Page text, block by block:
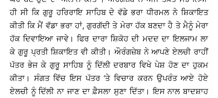
ਹੀ ਸੀ ਕਿ ਗੁਰੂ ਹਰਿਰਾਇ ਸਾਹਿਬ ਦੇ ਵੱਡੇ ਭਰਾ ਧੀਰਮਲ ਨੇ ਸ਼ਿਕਾਇਤ
ਕੀਤੀ ਕਿ ਮੈਂ ਵੱਡਾ ਭਰਾ ਹਾਂ, ਗੁਰਗੱਦੀ ਤੇ ਮੇਰਾ ਹੱਕ ਬਣਦਾ ਹੈ ਤੇ ਮੈਨੂੰ ਮੇਰਾ
ਹੱਕ ਦਿਵਾਇਆ ਜਾਵੇ। ਫਿਰ ਦਾਰਾ ਸ਼ਿਕੋਹ ਦੀ ਮਦਦ ਦਾ ਇਲਜਾਮ ਲਾ
ਕੇ ਗੁਰੂ ਪ੍ਰਤੀ ਸ਼ਿਕਾਇਤ ਵੀ ਕੀਤੀ। ਔਰੰਗਜ਼ੇਬ ਨੇ ਆਪਣੇ ਏਲਚੀ ਰਾਹੀਂ
ਪੱਤਰ ਭੇਜ ਕੇ ਗੁਰੂ ਸਾਹਿਬ ਨੂੰ ਦਿੱਲੀ ਦਰਬਾਰ ਵਿਖੇ ਪੇਸ਼ ਹੋਣ ਦਾ ਹੁਕਮ
ਕੀਤਾ। ਸੰਗਤ ਵਿੱਚ ਇਸ ਪੱਤਰ ’ਤੇ ਵਿਚਾਰ ਕਰਨ ਉਪਰੰਤ ਆਏ ਹੋਏ
ਏਲਚੀ ਨੂੰ ਦਿੱਲੀ ਨਾ ਜਾਣ ਦਾ ਫ਼ੈਸਲਾ ਸੁਣਾ ਦਿੱਤਾ। ਇਸ ਨਾਲ ਬਾਦਸ਼ਾਹ